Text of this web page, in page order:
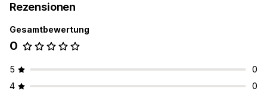
Responsivität für Mobilgeräte
Rezensionen
Gesamtbewertung
0
5
0
4
0